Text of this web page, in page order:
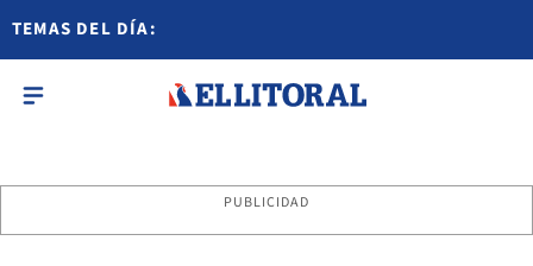
TEMAS DEL DÍA:
PUBLICIDAD